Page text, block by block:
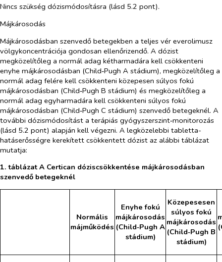
Nincs szükség dózismódosításra (lásd 5.2 pont).
Májkárosodás
Májkárosodásban szenvedő betegekben a teljes vér everolimusz
völgykoncentrációja gondosan ellenőrizendő. A dózist
megközelítőleg a normál adag kétharmadára kell csökkenteni
enyhe májkárosodásban (Child‑Pugh A stádium), megközelítőleg a
normál adag felére kell csökkenteni közepesen súlyos fokú
májkárosodásban (Child‑Pugh B stádium) és megközelítőleg a
normál adag egyharmadára kell csökkenteni súlyos fokú
májkárosodásban (Child‑Pugh C stádium) szenvedő betegeknél. A
további dózismódosítást a terápiás gyógyszerszint‑monitorozás
(lásd 5.2 pont) alapján kell végezni. A legközelebbi tabletta-
hatáserősségre kerekített csökkentett dózist az alábbi táblázat
mutatja:
1. táblázat A Certican dóziscsökkentése májkárosodásban
szenvedő betegeknél
Normális
májműködés
Enyhe fokú
májkárosodás
(Child‑Pugh A
stádium)
Közepesesen
súlyos fokú
májkárosodás
(Child‑Pugh B
stádium)